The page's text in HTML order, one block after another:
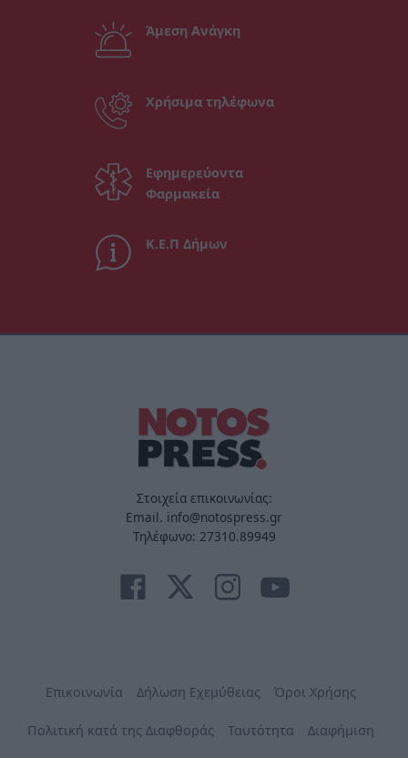
Άμεση Ανάγκη
Χρήσιμα τηλέφωνα
Εφημερεύοντα
Φαρμακεία
Κ.Ε.Π Δήμων
Στοιχεία επικοινωνίας:
Email. info@notospress.gr
Τηλέφωνο: 27310.89949
Επικοινωνία Δήλωση Εχεμύθειας Όροι Χρήσης
Πολιτική κατά της Διαφθοράς Ταυτότητα Διαφήμιση